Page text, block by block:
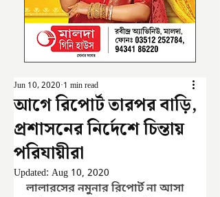
আগে রিপোর্ট তারপর বাড়ি,
প্রশাসনের নির্দেশে চিন্তায়
পরিযায়ীরা
Jun 10, 2020 1 min read
Updated: Aug 10, 2020
লালারসের নমুনার রিপোর্ট না আসা